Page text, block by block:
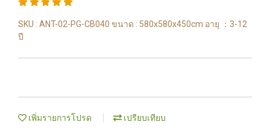
SKU : ANT-02-PG-CB040 ขนาด : 580x580x450cm อายุ ：3-12
ปี
เพิ่มรายการโปรด เปรียบเทียบ